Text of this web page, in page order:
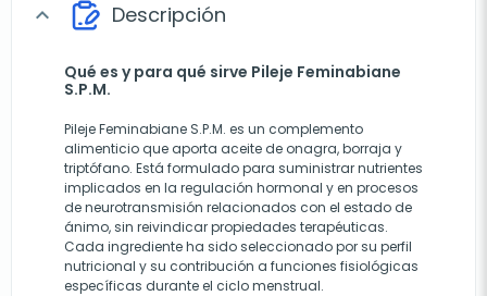
expand_more Descripción
Qué es y para qué sirve Pileje Feminabiane
S.P.M.
Pileje Feminabiane S.P.M. es un complemento
alimenticio que aporta aceite de onagra, borraja y
triptófano. Está formulado para suministrar nutrientes
implicados en la regulación hormonal y en procesos
de neurotransmisión relacionados con el estado de
ánimo, sin reivindicar propiedades terapéuticas.
Cada ingrediente ha sido seleccionado por su perfil
nutricional y su contribución a funciones fisiológicas
específicas durante el ciclo menstrual.